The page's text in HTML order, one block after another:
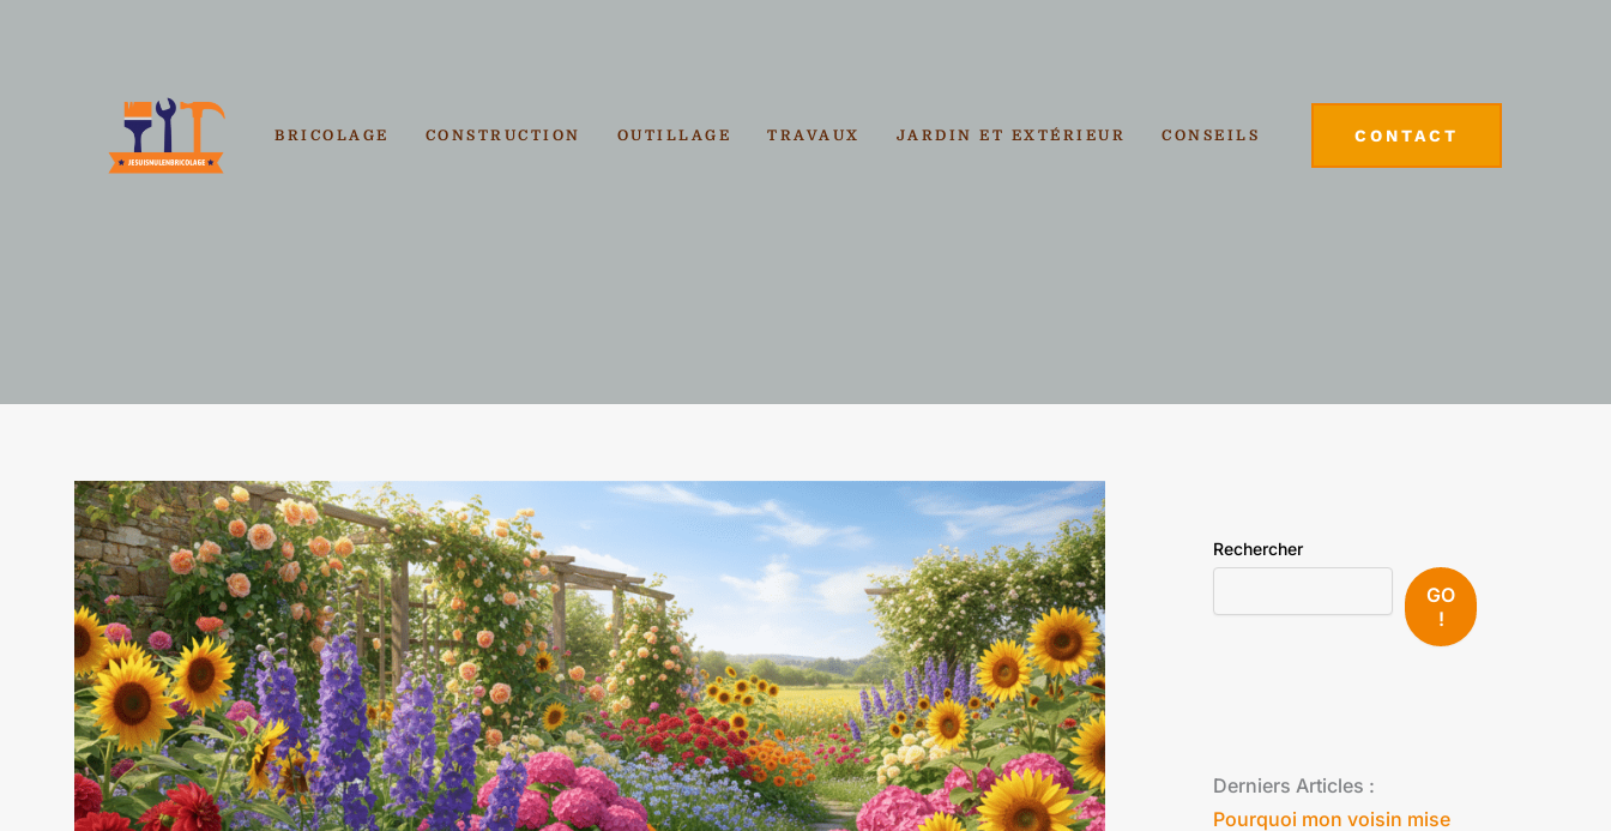
BRICOLAGE CONSTRUCTION OUTILLAGE TRAVAUX JARDIN ET EXTÉRIEUR CONSEILS CONTACT
Rechercher
GO
!
Derniers Articles :
Pourquoi mon voisin mise